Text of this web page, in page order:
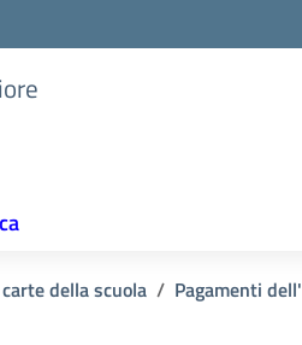
della scuola Pagamenti